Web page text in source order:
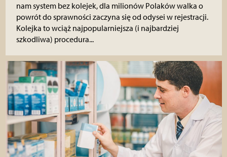
nam system bez kolejek, dla milionów Polaków walka o
powrót do sprawności zaczyna się od odysei w rejestracji.
Kolejka to wciąż najpopularniejsza (i najbardziej
szkodliwa) procedura...